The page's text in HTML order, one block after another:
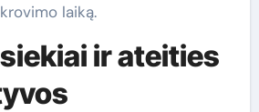
laiką.
ir ateities